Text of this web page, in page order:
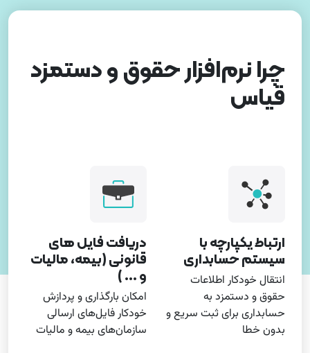
چرا نرم‌افزار حقوق و دستمزد
قیاس
ارتباط یکپارچه با
سیستم حسابداری
انتقال خودکار اطلاعات
حقوق و دستمزد به
حسابداری برای ثبت سریع و
بدون خطا
دریافت فایل های
قانونی (بیمه، مالیات
و ... )
امکان بارگذاری و پردازش
خودکار فایل‌های ارسالی
سازمان‌های بیمه و مالیات